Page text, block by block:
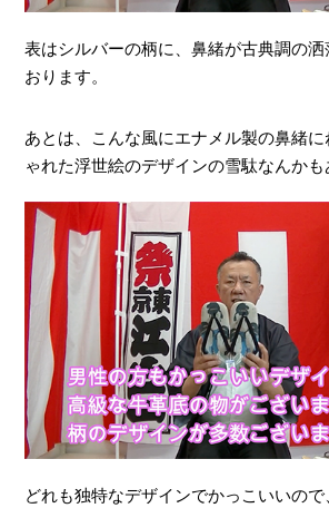
表はシルバーの柄に、鼻緒が古典調の
おります。
あとは、こんな風にエナメル製の鼻緒
ゃれた浮世絵のデザインの雪駄なんかも
どれも独特なデザインでかっこいいの